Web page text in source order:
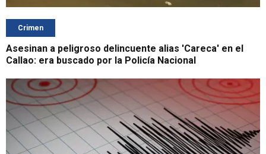
Crimen
Asesinan a peligroso delincuente alias 'Careca' en el
Callao: era buscado por la Policía Nacional